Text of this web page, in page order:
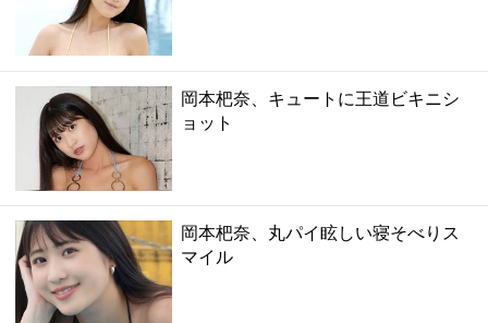
岡本杷奈、キュートに王道ビキニシ
ョット
岡本杷奈、丸パイ眩しい寝そべりス
マイル